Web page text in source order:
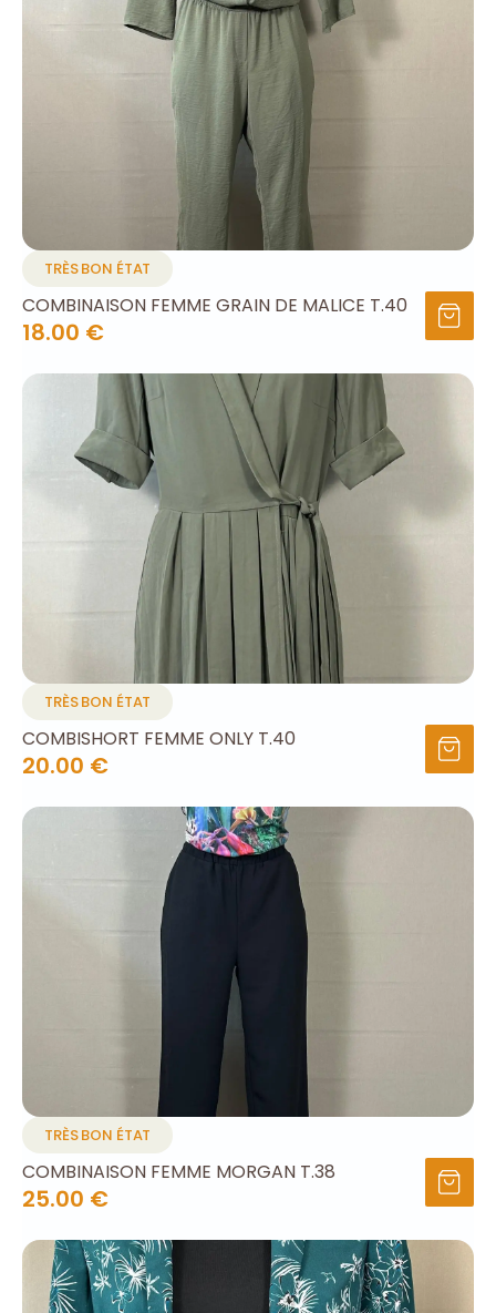
TRÈS BON ÉTAT
COMBINAISON FEMME GRAIN DE MALICE T.40
18.00 €
TRÈS BON ÉTAT
COMBISHORT FEMME ONLY T.40
20.00 €
TRÈS BON ÉTAT
COMBINAISON FEMME MORGAN T.38
25.00 €